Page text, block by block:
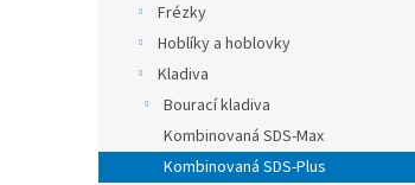
Frézky
Hoblíky a hoblovky
Kladiva
Bourací kladiva
Kombinovaná SDS-Max
Kombinovaná SDS-Plus